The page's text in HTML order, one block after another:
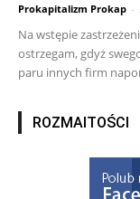
Prokapitalizm Prokap -
Na wstępie
ostrzegam, gdyż
paru innych firm
ROZMAITOŚCI